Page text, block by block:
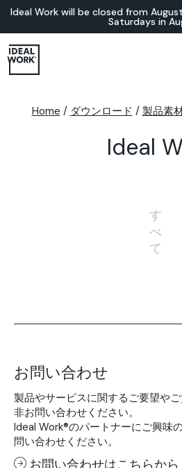
Ideal Work will be closed from
Saturdays in
Home / ダウンロード / 製品素
Ideal
す
べ
て
お問い合わせ
製品やサービスに関するご要望や
非お問い合わせください。
Ideal Work®のパートナーにご興味
問い合わせください。
お問い合わせはこちらから